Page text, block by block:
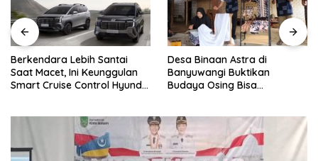
Desa Binaan Astra di
Banyuwangi Buktikan
Budaya Osing Bisa
GAC Catat Pertumbuhan
Pesat di Indonesia, Aion UT
Jadi Kontributor Terbesar